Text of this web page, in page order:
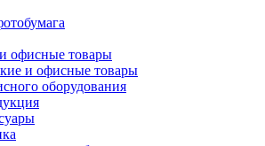
офисные товары
и офисные товары
оборудования